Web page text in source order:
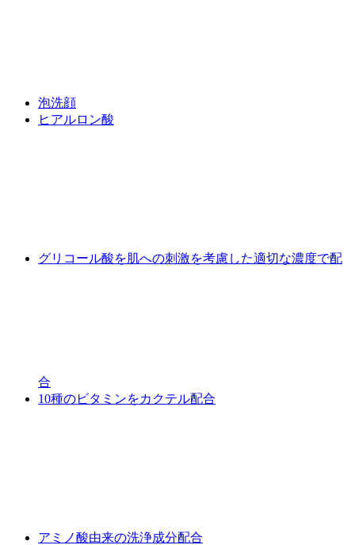
泡洗顔
ヒアルロン酸
グリコール酸を肌への刺激を考慮した適切な濃度で配
合
10種のビタミンをカクテル配合
アミノ酸由来の洗浄成分配合